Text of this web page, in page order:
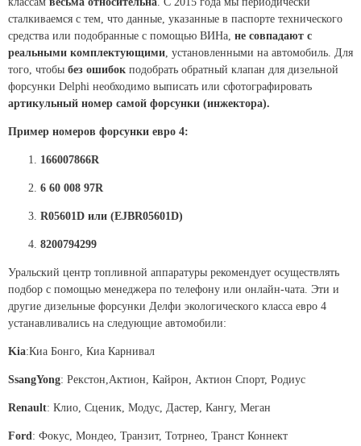
сталкиваемся с тем, что данные, указанные в паспорте технического
средства или подобранные с помощью ВИНа, не совпадают с
реальными комплектующими , установленными на автомобиль. Для
того, чтобы без ошибок подобрать обратный клапан для дизельной
форсунки Delphi необходимо выписать или сфотографировать
артикульный номер самой форсунки (инжектора).
Пример номеров форсунки евро 4:
166007866R
6 60 008 97R
R05601D или (EJBR05601D)
8200794299
Уральский центр топливной аппаратуры рекомендует осуществлять
подбор с помощью менеджера по телефону или онлайн-чата. Эти и
другие дизельные форсунки Делфи экологического класса евро 4
устанавливались на следующие автомобили:
Kia:Киа Бонго, Киа Карнивал
SsangYong: Рекстон,Актион, Кайрон, Актион Спорт, Родиус
Renault: Клио, Сценик, Модус, Дастер, Кангу, Меган
Ford: Фокус, Мондео, Транзит, Тотрнео, Транст Коннект